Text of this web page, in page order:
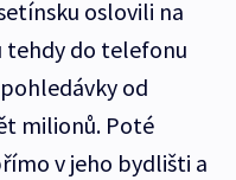
oslovili na
tehdy do telefonu
od
milionů. Poté
v jeho bydlišti a